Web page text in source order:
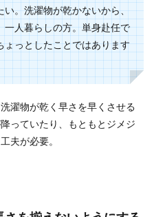
乾き臭対策！嫌な臭いを防
干し方のコツ
ることがありませんか？ そんな嫌な
い。洗濯物が乾かないから、
一人暮らしの方。単身赴任で
ょっとしたことではあります
濯物が乾く早さを早くさせる
っていたり、もともとジメジ
夫が必要。